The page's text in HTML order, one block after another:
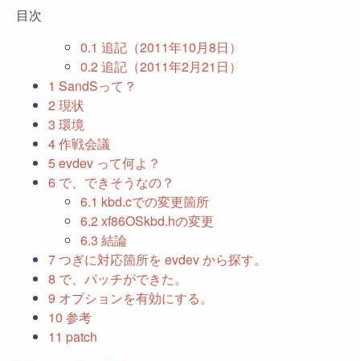
目次
0.1 追記（2011年10月8日）
0.2 追記（2011年2月21日）
1 SandSって？
2 現状
3 環境
4作戦会議
5evdev って何よ？
6 で、できそうなの？
6.1 kbd.cでの変更箇所
6.2 xf86OSkbd.hの変更
6.3 結論
7つぎに対応箇所を evdev から探す。
8 で、パッチができた。
9 オプションを有効にする。
10 参考
11 patch